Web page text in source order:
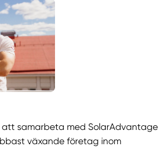
samarbeta med SolarAdvantage
växande företag inom